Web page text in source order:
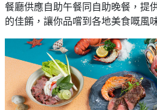
餐廳供應自助午餐同自助晚餐，提
的佳餚，讓你品嚐到各地美食嘅風